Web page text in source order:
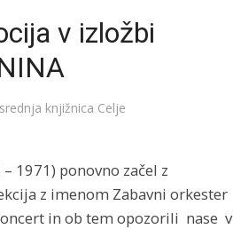
v izložbi
knjižnica Celje
1971) ponovno začel z
z imenom Zabavni orkester
in ob tem opozorili nase v